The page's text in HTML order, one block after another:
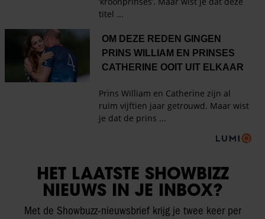
HET LAATSTE SHOWBIZZ
NIEUWS IN JE INBOX?
Met de Showbuzz-nieuwsbrief krijg je twee keer per